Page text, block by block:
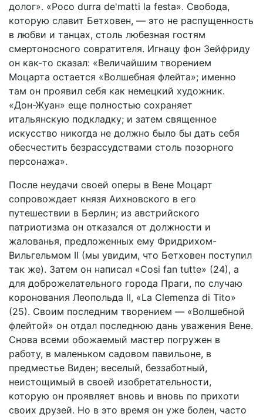
долог». «Росо durra de'matti la festa». Свобода,
которую славит Бетховен, — это не распущенность
в любви и танцах, столь любезная гостям
смертоносного совратителя. Игнацу фон Зейфриду
он как-то сказал: «Величайшим творением
Моцарта остается «Волшебная флейта»; именно
там он проявил себя как немецкий художник.
«Дон-Жуан» еще полностью сохраняет
итальянскую подкладку; и затем священное
искусство никогда не должно было бы дать себя
обесчестить безрассудствами столь позорного
персонажа».
После неудачи своей оперы в Вене Моцарт
сопровождает князя Аихновского в его
путешествии в Берлин; из австрийского
патриотизма он отказался от должности и
жалованья, предложенных ему Фридрихом-
Вильгельмом II (мы увидим, что Бетховен поступил
так же). Затем он написал «Cosi fan tutte» (24), а
для доброжелательного города Праги, по случаю
коронования Леопольда II, «La Clemenza di Tito»
(25). Своим последним творением — «Волшебной
флейтой» он отдал последнюю дань уважения Вене.
Снова всеми обожаемый мастер погружен в
работу, в маленьком садовом павильоне, в
предместье Виден; веселый, беззаботный,
неистощимый в своей изобретательности,
которую он проявляет вновь и вновь по прихоти
своих друзей. Но в это время он уже болен, часто